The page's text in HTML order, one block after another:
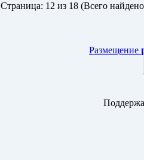
Страницa: 12 из 18 (Всего
Размещение